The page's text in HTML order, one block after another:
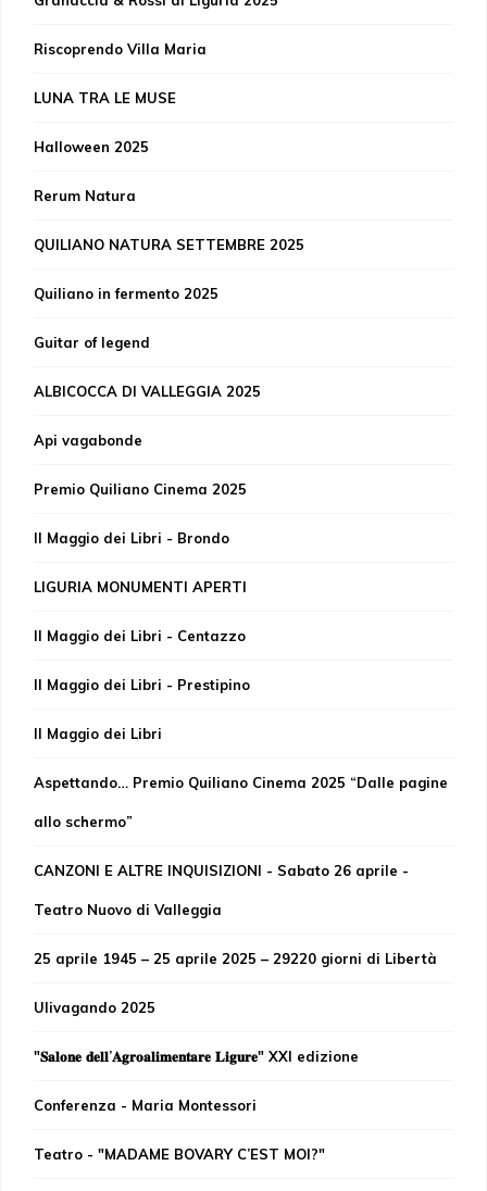
Riscoprendo Villa Maria
LUNA TRA LE MUSE
Halloween 2025
Rerum Natura
QUILIANO NATURA SETTEMBRE 2025
Quiliano in fermento 2025
Guitar of legend
ALBICOCCA DI VALLEGGIA 2025
Api vagabonde
Premio Quiliano Cinema 2025
Il Maggio dei Libri - Brondo
LIGURIA MONUMENTI APERTI
Il Maggio dei Libri - Centazzo
Il Maggio dei Libri - Prestipino
Il Maggio dei Libri
Aspettando… Premio Quiliano Cinema 2025 “Dalle pagine
allo schermo”
CANZONI E ALTRE INQUISIZIONI - Sabato 26 aprile -
Teatro Nuovo di Valleggia
25 aprile 1945 – 25 aprile 2025 – 29220 giorni di Libertà
Ulivagando 2025
"𝐒𝐚𝐥𝐨𝐧𝐞 𝐝𝐞𝐥𝐥’𝐀𝐠𝐫𝐨𝐚𝐥𝐢𝐦𝐞𝐧𝐭𝐚𝐫𝐞 𝐋𝐢𝐠𝐮𝐫𝐞" XXI edizione
Conferenza - Maria Montessori
Teatro - "MADAME BOVARY C’EST MOI?"